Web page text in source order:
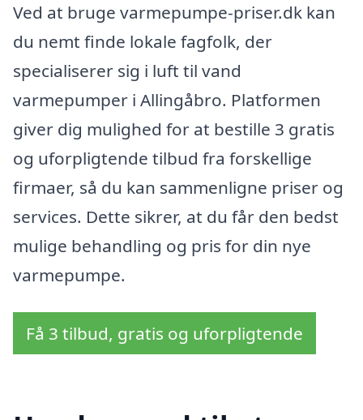
Ved at bruge varmepumpe-priser.dk kan
du nemt finde lokale fagfolk, der
specialiserer sig i luft til vand
varmepumper i Allingåbro. Platformen
giver dig mulighed for at bestille 3 gratis
og uforpligtende tilbud fra forskellige
firmaer, så du kan sammenligne priser og
services. Dette sikrer, at du får den bedst
mulige behandling og pris for din nye
varmepumpe.
Få 3 tilbud, gratis og uforpligtende